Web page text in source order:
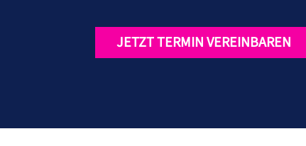
JETZT TERMIN VEREINBAREN